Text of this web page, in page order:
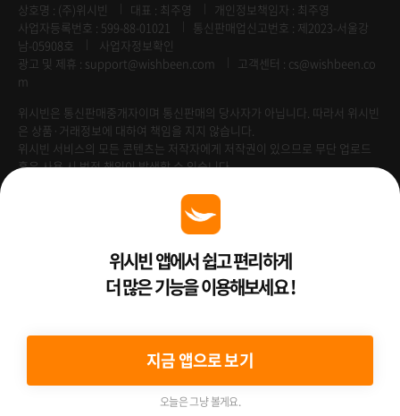
상호명 : (주)위시빈 대표 : 최주영
개인정보책임자 : 최주영
사업자등록번호 : 599-88-01021
통신판매업신고번호 : 제2023-서울강
남-05908호
사업자정보확인
광고 및 제휴 : support@wishbeen.com
고객센터 : cs@wishbeen.co
m
위시빈은 통신판매중개자이며 통신판매의 당사자가 아닙니다. 따라서 위시빈
은 상품·거래정보에 대하여 책임을 지지 않습니다.
위시빈 서비스의 모든 콘텐츠는 저작자에게 저작권이 있으므로 무단 업로드
혹은 사용 시 법적 책임이 발생할 수 있습니다.
Venture Enterprise위시빈 앱에서 쉽고 편리하게
더 많은 기능을 이용해보세요 !
지금 앱으로 보기
오늘은 그냥 볼게요.